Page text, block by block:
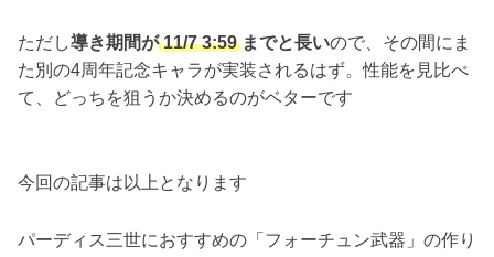
ただし導き期間が11/7 3:59までと長いので、その間にま
た別の4周年記念キャラが実装されるはず。性能を見比べ
て、どっちを狙うか決めるのがベターです
今回の記事は以上となります
パーディス三世におすすめの「フォーチュン武器」の作り